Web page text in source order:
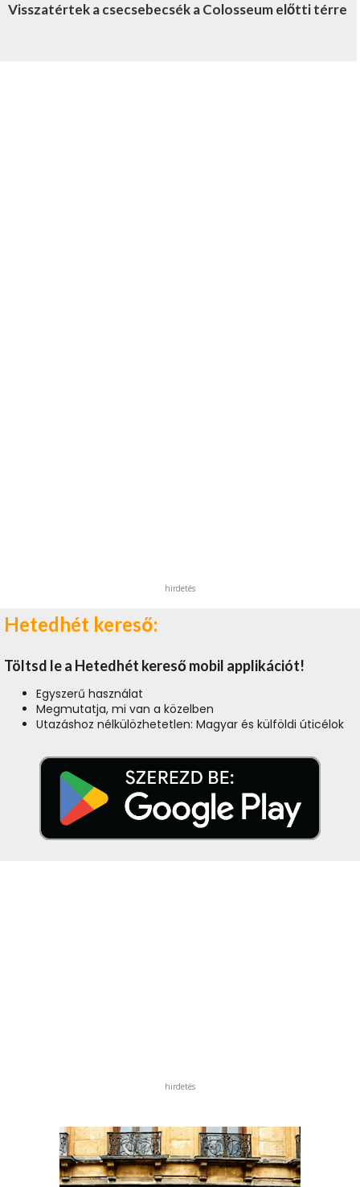
Visszatértek a csecsebecsék a Colosseum előtti térre
hirdetés
Hetedhét kereső:
Töltsd le a Hetedhét kereső mobil applikációt!
Egyszerű használat
Megmutatja, mi van a közelben
Utazáshoz nélkülözhetetlen: Magyar és külföldi úticélok
hirdetés